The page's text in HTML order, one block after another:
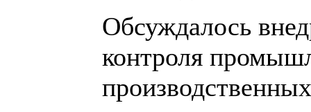
Обсуждалось
контроля